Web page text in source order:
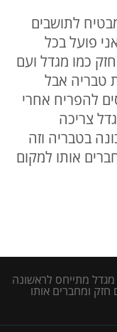
לתושבים
פועל בכל
כמו מגדל ועם
טבריה אבל
להפריח אחרי
צריכה
בטבריה וזה
אותו למקום
מתייחס לראשונה
ומחברים אותו